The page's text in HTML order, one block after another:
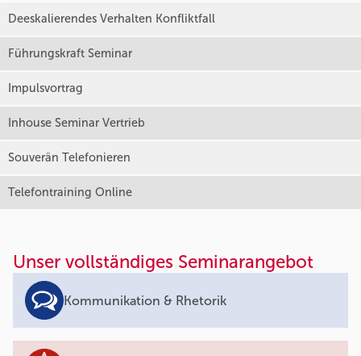
Deeskalierendes Verhalten Konfliktfall
Führungskraft Seminar
Impulsvortrag
Inhouse Seminar Vertrieb
Souverän Telefonieren
Telefontraining Online
Unser vollständiges Seminarangebot
Kommunikation & Rhetorik